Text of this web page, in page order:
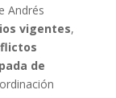
Andrés
vigentes,
de